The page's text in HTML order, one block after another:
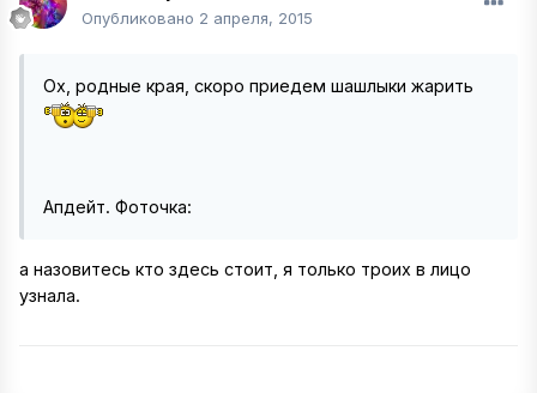
Опубликовано 2 апреля, 2015
Ох, родные края, скоро приедем шашлыки жарить
Апдейт. Фоточка:
а назовитесь кто здесь стоит, я только троих в лицо
узнала.